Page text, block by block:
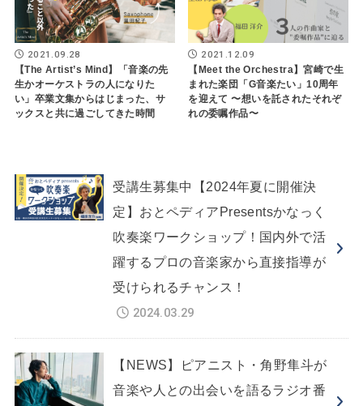
2021.09.28
【The Artist’s Mind】「音楽の先
生かオーケストラの人になりた
い」卒業文集からはじまった、サ
ックスと共に過ごしてきた時間
2021.12.09
【Meet the Orchestra】宮崎で生
まれた楽団「G音楽たい」10周年
を迎えて 〜想いを託されたそれぞ
れの委嘱作品〜
受講生募集中【2024年夏に開催決
定】おとペディアPresentsかなっく
吹奏楽ワークショップ！国内外で活
躍するプロの音楽家から直接指導が
受けられるチャンス！
2024.03.29
【NEWS】ピアニスト・角野隼斗が
音楽や人との出会いを語るラジオ番